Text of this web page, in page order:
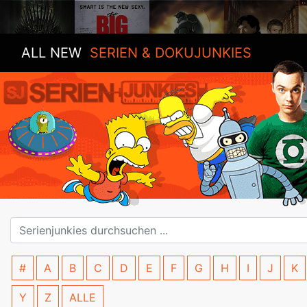
ALL NEW SERIEN & DOKUJUNKIES
# A B C D E F G H I J K
Y Z ALLE